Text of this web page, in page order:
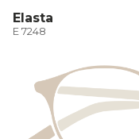
Elasta
E 7248